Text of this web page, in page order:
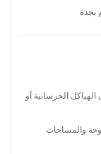
بجدة
الخرسانية أو
والمساحات